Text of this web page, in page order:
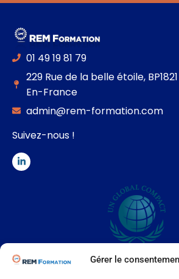
Gérer le
01 49 19 81 79
229 Rue de la belle étoile,
En-France
admin@rem-formation.com
Suivez-nous !
LE GROUPE REM Entreprise engagée